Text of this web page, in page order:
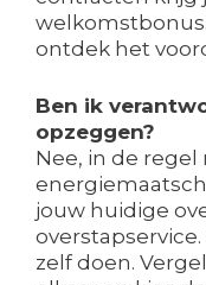
ontdek het
Ben ik
opzeggen?
Nee, in de
jouw huidige
zelf doen.